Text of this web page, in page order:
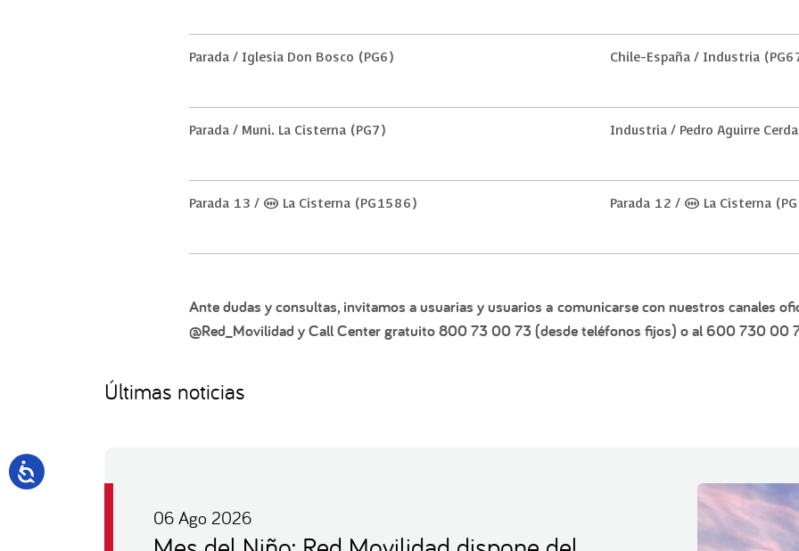
Parada / Iglesia Don Bosco (PG6) Chile-España / Industria
Parada / Muni. La Cisterna (PG7) Industria / Pedro Aguirre
Parada 13 / (M) La Cisterna (PG1586) Parada 12 / (M) La Cisterna
Ante dudas y consultas, invitamos a usuarias y usuarios a comunicarse con nuestros canales
@Red_Movilidad y Call Center gratuito 800 73 00 73 (desde teléfonos fijos) o al 600 730 00
Últimas noticias
06 Ago 2026